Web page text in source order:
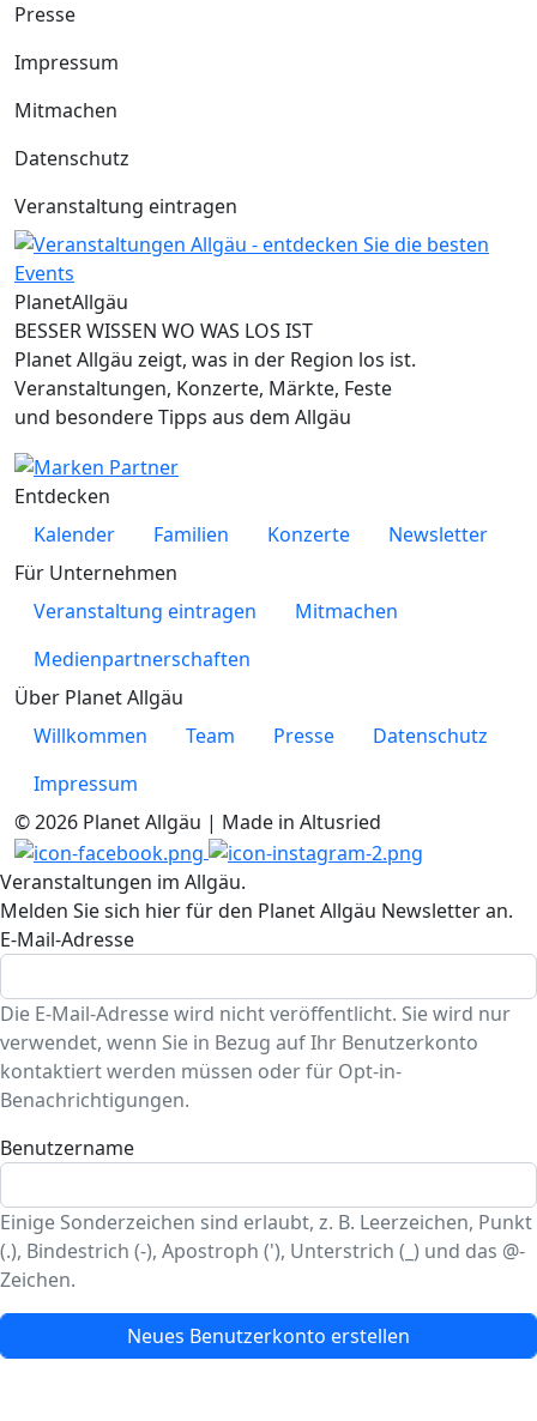
Presse
Impressum
Mitmachen
Datenschutz
Veranstaltung eintragen
PlanetAllgäu
BESSER WISSEN WO WAS LOS IST
Planet Allgäu zeigt, was in der Region los ist.
Veranstaltungen, Konzerte, Märkte, Feste
und besondere Tipps aus dem Allgäu
Entdecken
Kalender
Familien Konzerte
Newsletter
Für Unternehmen
Veranstaltung eintragen
Mitmachen
Medienpartnerschaften
Über Planet Allgäu
Willkommen
Team Presse
Datenschutz
Impressum
© 2026 Planet Allgäu | Made in Altusried
Veranstaltungen im Allgäu.
Melden Sie sich hier für den Planet Allgäu Newsletter an.
E-Mail-Adresse
Die E-Mail-Adresse wird nicht veröffentlicht. Sie wird nur
verwendet, wenn Sie in Bezug auf Ihr Benutzerkonto
kontaktiert werden müssen oder für Opt-in-
Benachrichtigungen.
Benutzername
Einige Sonderzeichen sind erlaubt, z. B. Leerzeichen, Punkt
(.), Bindestrich (-), Apostroph ('), Unterstrich (_) und das @-
Zeichen.